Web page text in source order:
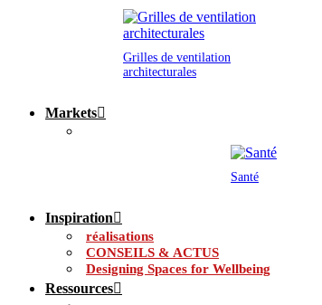
Grilles de ventilation
architecturales
Markets
Santé
Inspiration
réalisations
CONSEILS & ACTUS
Designing Spaces for Wellbeing
Ressources